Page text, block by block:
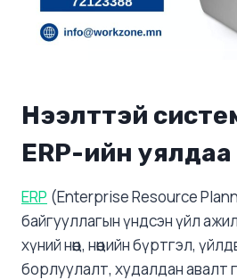
Нээлттэй
ERP-ийн
ERP (Enterprise Resource
байгууллагын үндсэн үйл
хүний нөөц, нөөцийн бүртгэл,
борлуулалт, худалдан авалт